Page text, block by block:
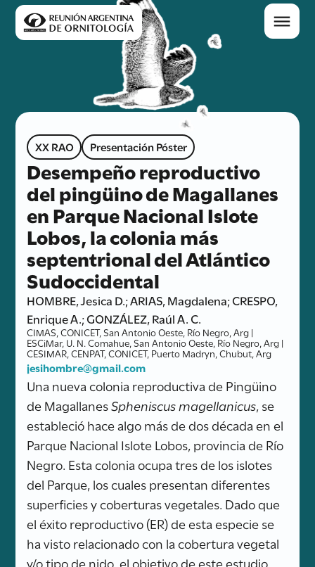
XX RAO Presentación Póster
Desempeño reproductivo
del pingüino de Magallanes
en Parque Nacional Islote
Lobos, la colonia más
septentrional del Atlántico
Sudoccidental
HOMBRE, Jesica D.; ARIAS, Magdalena; CRESPO,
Enrique A.; GONZÁLEZ, Raúl A. C.
CIMAS, CONICET, San Antonio Oeste, Río Negro, Arg |
ESCiMar, U. N. Comahue, San Antonio Oeste, Río Negro, Arg |
CESIMAR, CENPAT, CONICET, Puerto Madryn, Chubut, Arg
jesihombre@gmail.com
Una nueva colonia reproductiva de Pingüino
de MagallanesSpheniscus magellanicus, se
estableció hace algo más de dos década en el
Parque Nacional Islote Lobos, provincia de Río
Negro. Esta colonia ocupa tres de los islotes
del Parque, los cuales presentan diferentes
superficies y coberturas vegetales. Dado que
el éxito reproductivo (ER) de esta especie se
ha visto relacionado con la cobertura vegetal
y/o tipo de nido, el objetivo de este estudio